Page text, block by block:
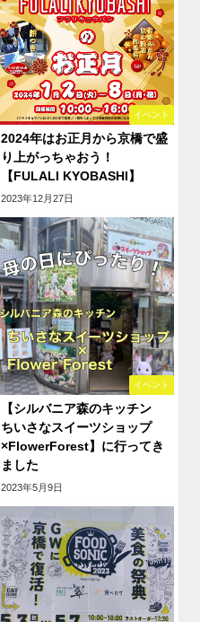
イベント
2024年はお正月から京橋で盛
り上がっちゃおう！
【FULALI KYOBASHI】
2023年12月27日
イベント
【シルバニア森のキッチン
ちいさなスイーツショップ
×FlowerForest】に行ってき
ました
2023年5月9日